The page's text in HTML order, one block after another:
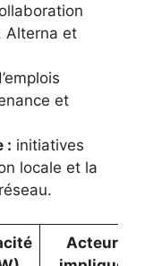
Alterna et
et
: initiatives
locale et la
Acteurs